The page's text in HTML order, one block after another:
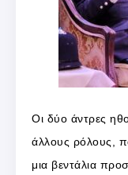
Οι δύο άντρες
άλλους ρόλους,
μια βεντάλια